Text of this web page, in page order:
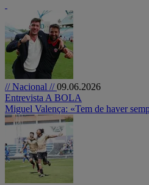
// Nacional //09.06.2026
Entrevista A BOLA
Miguel Valença: «Tem de haver